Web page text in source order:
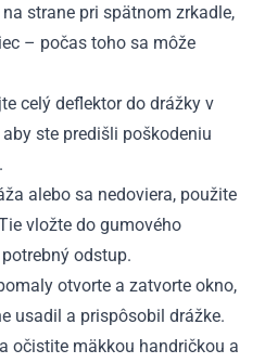
strane pri spätnom zrkadle,
– počas toho sa môže
celý deflektor do drážky v
ste predišli poškodeniu
alebo sa nedoviera, použite
vložte do gumového
odstup.
otvorte a zatvorte okno,
usadil a prispôsobil drážke.
očistite mäkkou handričkou a